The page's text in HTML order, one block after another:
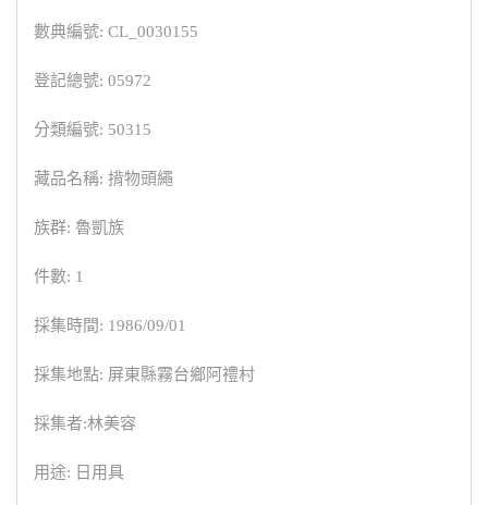
數典編號: CL_0030155
登記總號: 05972
分類編號: 50315
藏品名稱: 揹物頭繩
族群: 魯凱族
件數: 1
採集時間: 1986/09/01
採集地點: 屏東縣霧台鄉阿禮村
採集者:林美容
用途: 日用具